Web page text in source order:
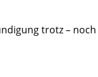
trotz –